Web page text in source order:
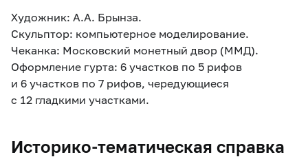
Художник: А.А. Брынза.
Скульптор: компьютерное моделирование.
Чеканка: Московский монетный двор (ММД).
Оформление гурта: 6 участков по 5 рифов
и 6 участков по 7 рифов, чередующиеся
с 12 гладкими участками.
Историко-тематическая справка